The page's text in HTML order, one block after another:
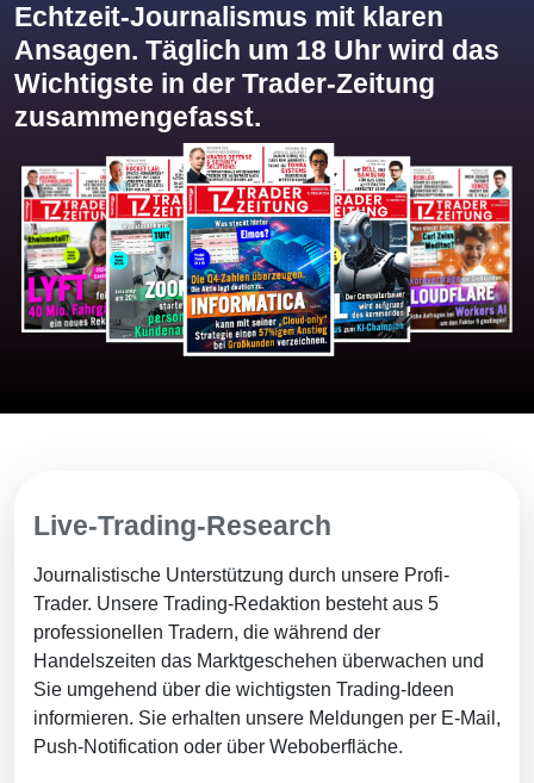
Echtzeit-Journalismus mit klaren
Ansagen. Täglich um 18 Uhr wird das
Wichtigste in der Trader-Zeitung
zusammengefasst.
Live-Trading-Research
Journalistische Unterstützung durch unsere Profi-
Trader. Unsere Trading-Redaktion besteht aus 5
professionellen Tradern, die während der
Handelszeiten das Marktgeschehen überwachen und
Sie umgehend über die wichtigsten Trading-Ideen
informieren. Sie erhalten unsere Meldungen per E-Mail,
Push-Notification oder über Weboberfläche.